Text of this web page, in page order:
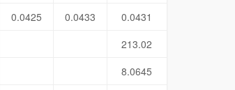
0.0425 0.0433
0.0431
213.02
8.0645